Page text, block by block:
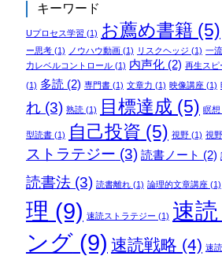
キーワード
Uプロセス学習 (1) お薦め書籍 (5)
ー思考(1) ノウハウ動画(1) リスクヘッジ (1) 一
力レベルコントロール(1) 内声化(2) 再生スピ
(1) 多読 (2) 専門書(1) 文章力 (1) 映像講座(1)
れ(3) 熟読(1) 目標達成 (5) 瞑想
型読書(1) 自己投資 (5) 視野(1) 視
ストラテジー (3) 読書ノート (2)
読書法(3) 読書離れ(1) 論理的文章講座(1)
理 (9) 速読ストラテジー (1) 速
ング(9) 速読戦略 (4) 速